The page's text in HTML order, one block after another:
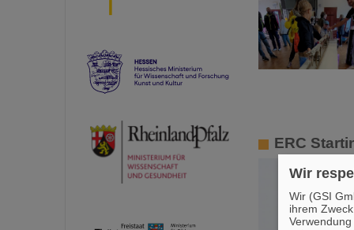
ERC
Wir
Wir (GSI
ihrem